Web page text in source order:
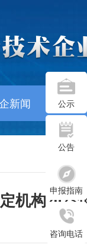
新闻 公示
公告
申报指南
咨询电话
机构2023
发布